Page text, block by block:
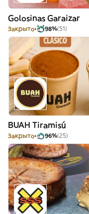
Golosinas Garaizar
Закрыто 98%(51)
BUAH Tiramisú
Закрыто 96%(25)